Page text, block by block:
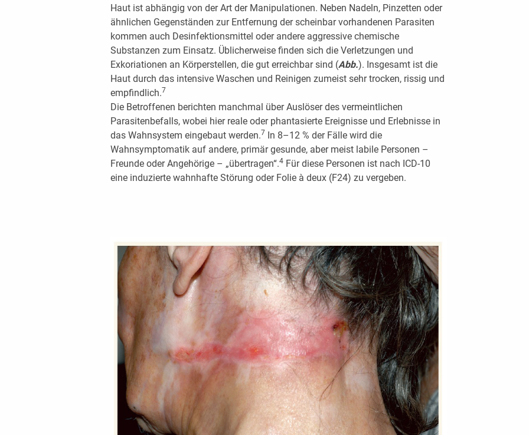
Haut ist abhängig von der Art der Manipulationen. Neben Nadeln, Pinzetten oder
ähnlichen Gegenständen zur Entfernung der scheinbar vorhandenen Parasiten
kommen auch Desinfektionsmittel oder andere aggressive chemische
Substanzen zum Einsatz. Üblicherweise finden sich die Verletzungen und
Exkoriationen an Körperstellen, die gut erreichbar sind (Abb.). Insgesamt ist die
Haut durch das intensive Waschen und Reinigen zumeist sehr trocken, rissig und
empfindlich.7
Die Betroffenen berichten manchmal über Auslöser des vermeintlichen
Parasitenbefalls, wobei hier reale oder phantasierte Ereignisse und Erlebnisse in
das Wahnsystem eingebaut werden.7 In 8–12 % der Fälle wird die
Wahnsymptomatik auf andere, primär gesunde, aber meist labile Personen –
Freunde oder Angehörige – „übertragen“.4Für diese Personen ist nach ICD-10
eine induzierte wahnhafte Störung oder Folie à deux (F24) zu vergeben.